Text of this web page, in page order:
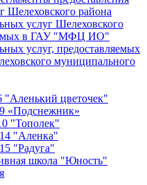
Шелеховского района
услуг Шелеховского
в ГАУ "МФЦ ИО"
услуг, предоставляемых
муниципального
"Аленький цветочек"
«Подснежник»
"Тополек"
"Аленка"
"Радуга"
школа "Юность"